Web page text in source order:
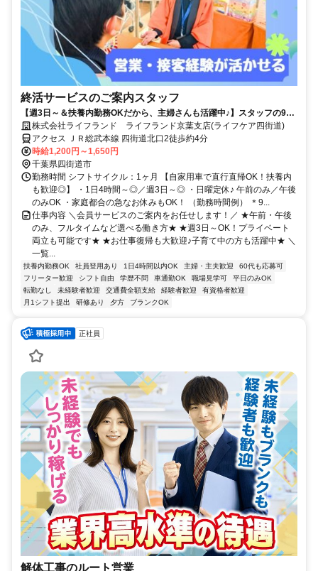
終活サービスのご案内スタッフ
【週3日～＆扶養内勤務OKだから、主婦さんも活躍中♪】スタッフの9割
が女性/子育てが落ち着いた方・社会復帰の方も大歓迎です◎/柔軟なシフ
ト体制・しっかりとしたサポート体制充実で働きやすさもバツグン/フル
タイム希望も大歓迎/マイカーでの直行直帰OK/営業・テレアポ・販売経
験者は即戦力/正社員登用実績もあり◎
株式会社ライフランド ライフランド京葉支店(ライフケア四街道)
アクセス ＪＲ総武本線 四街道北口2徒歩約4分
時給1,200円～1,650円
千葉県四街道市
勤務時間 シフトサイクル：1ヶ月 【自家用車で直行直帰OK！扶養内
も歓迎◎】 ・1日4時間～◎／週3日～◎ ・日曜定休♪ 午前のみ／午後
のみOK ・家庭都合の急なお休みもOK！ （勤務時間例） ＊9...
仕事内容 ＼会員サービスのご案内をお任せします！／ ★午前・午後
のみ、フルタイムなど選べる働き方★ ★週3日～OK！プライベート
両立も可能です★ ★お仕事復帰も大歓迎♪子育て中の方も活躍中★ ＼
一覧...
扶養内勤務OK 社員登用あり 1日4時間以内OK 主婦・主夫歓迎
60代も応募可
フリーター歓迎
シフト自由 学歴不問 車通勤OK 職場見学可
平日のみOK
転勤なし
未経験者歓迎 交通費全額支給 経験者歓迎
有資格者歓迎
月1シフト提出
研修あり 夕方 ブランクOK
正社員
解体工事のルート営業